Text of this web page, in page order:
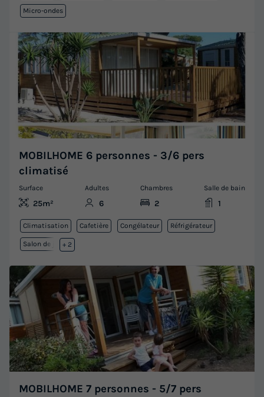
Micro-ondes
MOBILHOME 6 personnes - 3/6 pers
climatisé
Surface
25m²
Adultes
6
Chambres
2
Salle de bain
1
Climatisation Cafetière Congélateur Réfrigérateur
Salon de jardin
+ 2
MOBILHOME 7 personnes - 5/7 pers